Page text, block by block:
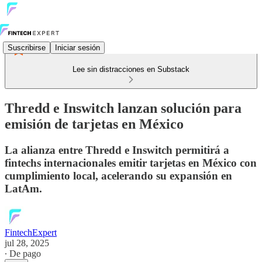
Suscribirse Iniciar sesión
Lee sin distracciones en Substack
Thredd e Inswitch lanzan solución para
emisión de tarjetas en México
La alianza entre Thredd e Inswitch permitirá a
fintechs internacionales emitir tarjetas en México con
cumplimiento local, acelerando su expansión en
LatAm.
FintechExpert
jul 28, 2025
∙ De pago